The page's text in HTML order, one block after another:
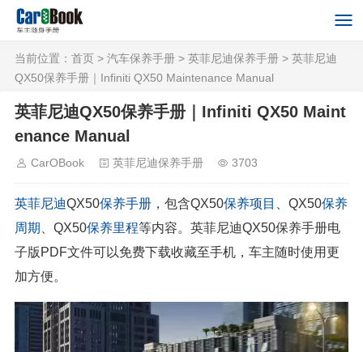
当前位置： 首页 > 汽车保养手册 > 英菲尼迪保养手册 > 英菲尼迪
QX50保养手册｜Infiniti QX50 Maintenance Manual
英菲尼迪QX50保养手册｜Infiniti QX50 Maint
enance Manual
CarOBook 英菲尼迪保养手册 3703
英菲尼迪QX50保养手册 ，包含QX50保养项目 、QX50保养
周期
、QX50保养里程等内容。英菲尼迪QX50保养手册电
子版PDF文件可以免费下载收藏至手机，车主随时使用更
加方便。